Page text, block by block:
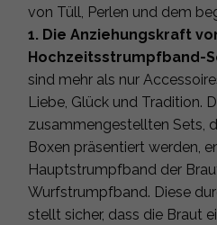
von Tüll, Perlen und dem
1. Die Anziehungskraft
Hochzeitsstrumpfband-
sind mehr als nur
Liebe, Glück und Tradition.
zusammengestellten Sets,
Boxen präsentiert werden,
Hauptstrumpfband der
Wurfstrumpfband. Diese
stellt sicher, dass die Braut